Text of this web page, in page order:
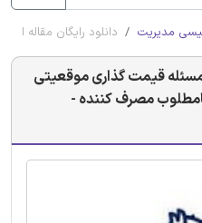
مدیریت دانلود رایگان مقاله
مسئله قیمت گذاری موقعیتی
مصرف کننده -